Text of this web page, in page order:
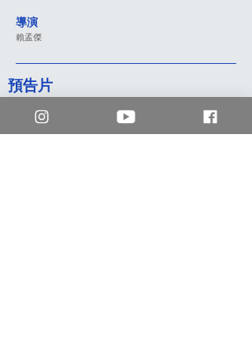
導演
賴孟傑
預告片